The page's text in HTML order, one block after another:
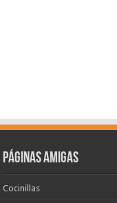
Páginas amigas
Cocinillas